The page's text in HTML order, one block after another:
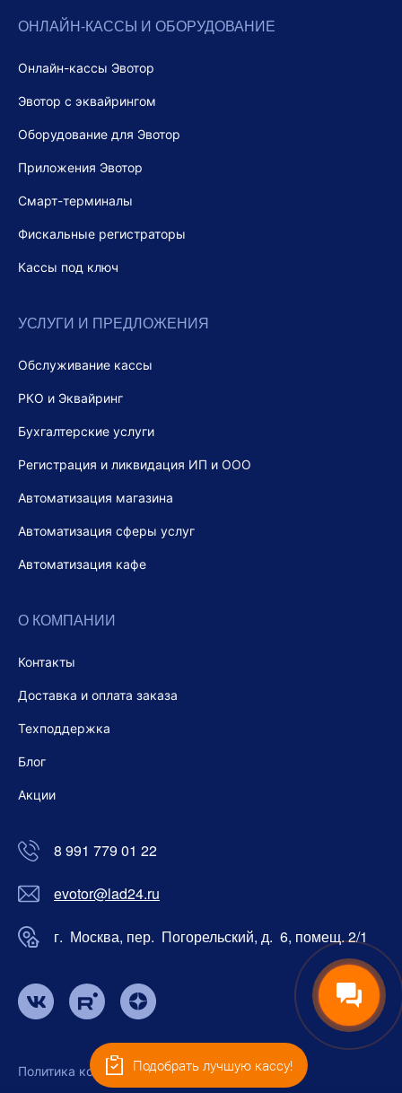
ОНЛАЙН-КАССЫ И ОБОРУДОВАНИЕ
Онлайн-кассы Эвотор
Эвотор с эквайрингом
Оборудование для Эвотор
Приложения Эвотор
Смарт-терминалы
Фискальные регистраторы
Кассы под ключ
УСЛУГИ И ПРЕДЛОЖЕНИЯ
Обслуживание кассы
РКО и Эквайринг
Бухгалтерские услуги
Регистрация и ликвидация ИП и ООО
Автоматизация магазина
Автоматизация сферы услуг
Автоматизация кафе
О КОМПАНИИ
Контакты
Доставка и оплата заказа
Техподдержка
Блог
Акции
8 991 779 01 22
evotor@lad24.ru
г. Москва, пер. Погорельский, д. 6, помещ. 2/1
Политика конфиденциальностиПодобрать лучшую кассу!